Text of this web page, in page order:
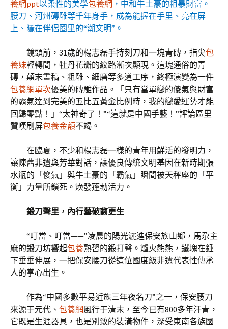
養網ppt以柔性的美學包養網 ，中和牛土豪的粗暴財富。
腰刀、河州磚雕等千年身手，成為能握在手里、亮在屏
上、曬在伴侶圈里的“潮文明”。
鏡頭前，31歲的楊志磊手持刻刀和一塊青磚，指尖包
養妹輕轉間，牡丹花瓣的紋路漸次顯現。這塊通俗的青
磚，顛末畫稿、粗雕、細磨等多道工序，終極演變為一件
包養網單次優美的磚雕作品。「只有當單戀的傻氣與財富
的霸氣達到完美的五比五黃金比例時，我的戀愛運勢才能
回歸零點！」“太神奇了！”“這就是中國手藝！”評論區里
贊嘆刷屏包養金額不竭。
在臨夏，不少和楊志磊一樣的青年用鮮活的發明力，
讓陳舊非遺與芳華對話，讓優良傳統文明基因在新時期張
水瓶的「傻氣」與牛土豪的「霸氣」瞬間被天秤座的「平
衡」力量所鎖死。煥發蓬勃活力。
鍛刀聲里，內行藝破繭更生
“叮當、叮當——”凌晨的陽光灑進保安族山鄉，馬尕主
麻的鍛刀坊響起包養熟習的鍛打聲。爐火熊熊，鐵塊在錘
下垂垂伸展，一把保安腰刀從這位國度級非遺代表性傳承
人的掌心出生。
作為“中國多數平易近族三年夜名刀”之一，保安腰刀
來源于元代、 包養網風行于清末，至今已有800多年汗青，
它既是生涯器具，也是別致的裝潢物件，深受東南各族國